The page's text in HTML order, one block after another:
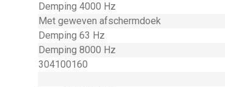
Demping 4000 Hz
Met geweven afschermdoek
Demping 63 Hz
Demping 8000 Hz
304100160